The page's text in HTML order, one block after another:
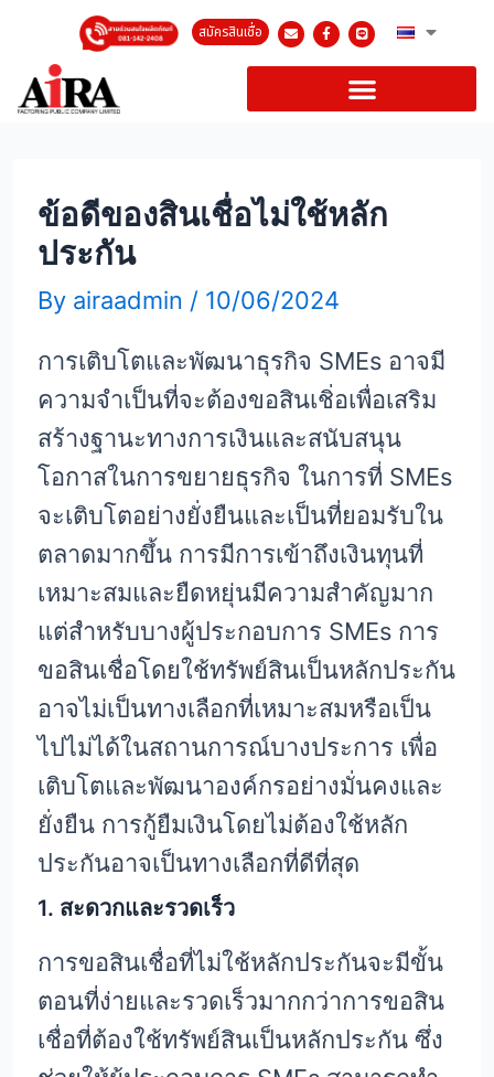
สมัครสินเชื่อ
ข้อดีของสินเชื่อไม่ใช้หลัก
ประกัน
By airaadmin / 10/06/2024
การเติบโตและพัฒนาธุรกิจ SMEs อาจมี
ความจำเป็นที่จะต้องขอสินเชิ่อเพื่อเสริม
สร้างฐานะทางการเงินและสนับสนุน
โอกาสในการขยายธุรกิจ ในการที่ SMEs
จะเติบโตอย่างยั่งยืนและเป็นที่ยอมรับใน
ตลาดมากขึ้น การมีการเข้าถึงเงินทุนที่
เหมาะสมและยืดหยุ่นมีความสำคัญมาก
แต่สำหรับบางผู้ประกอบการ SMEs การ
ขอสินเชื่อโดยใช้ทรัพย์สินเป็นหลักประกัน
อาจไม่เป็นทางเลือกที่เหมาะสมหรือเป็น
ไปไม่ได้ในสถานการณ์บางประการ เพื่อ
เติบโตและพัฒนาองค์กรอย่างมั่นคงและ
ยั่งยืน การกู้ยืมเงินโดยไม่ต้องใช้หลัก
ประกันอาจเป็นทางเลือกที่ดีที่สุด
1. สะดวกและรวดเร็ว
การขอสินเชื่อที่ไม่ใช้หลักประกันจะมีขั้น
ตอนที่ง่ายและรวดเร็วมากกว่าการขอสิน
เชื่อที่ต้องใช้ทรัพย์สินเป็นหลักประกัน ซึ่ง